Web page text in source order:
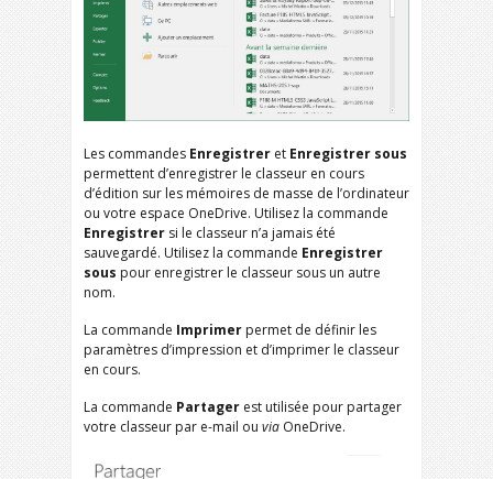
Les commandes Enregistrer et Enregistrer sous
permettent d’enregistrer le classeur en cours
d’édition sur les mémoires de masse de l’ordinateur
ou votre espace OneDrive. Utilisez la commande
Enregistrer si le classeur n’a jamais été
sauvegardé. Utilisez la commande Enregistrer
sous pour enregistrer le classeur sous un autre
nom.
La commande Imprimer permet de définir les
paramètres d’impression et d’imprimer le classeur
en cours.
La commande Partager est utilisée pour partager
votre classeur par e-mail ou via OneDrive.